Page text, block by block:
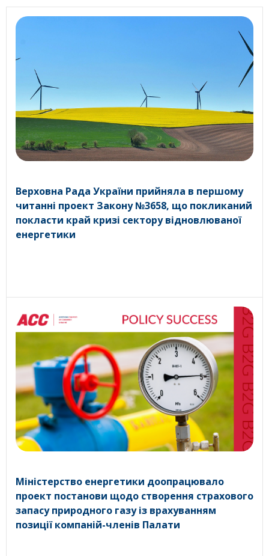
Верховна Рада України прийняла в першому
читанні проект Закону №3658, що покликаний
покласти край кризі сектору відновлюваної
енергетики
Міністерство енергетики доопрацювало
проект постанови щодо створення страхового
запасу природного газу із врахуванням
позиції компаній-членів Палати